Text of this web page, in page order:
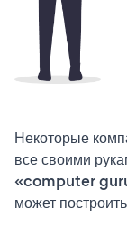
Некоторые
все своими
«computer
может